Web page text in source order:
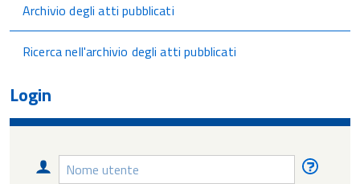
Archivio degli atti pubblicati
Ricerca nell'archivio degli atti pubblicati
Login
Nome
utente